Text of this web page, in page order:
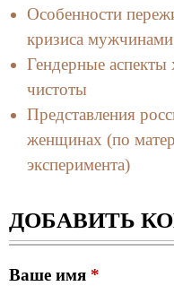
Особенности
кризиса
Гендерные аспекты
чистоты
Представления
женщинах (по
эксперимента)
ДОБАВИТЬ
Ваше имя *